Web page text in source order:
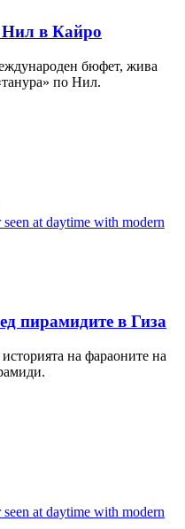
Нил в Кайро
бюфет, жива
по Нил.
пирамидите в Гиза
на фараоните на